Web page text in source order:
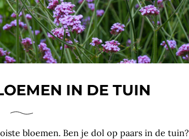
IN DE TUIN
bloemen. Ben je dol op paars in de tuin?